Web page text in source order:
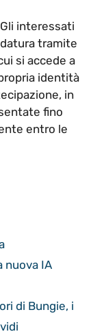
interessati
tramite
si accede a
identità
in
fino
entro le
nuova IA
di Bungie, i